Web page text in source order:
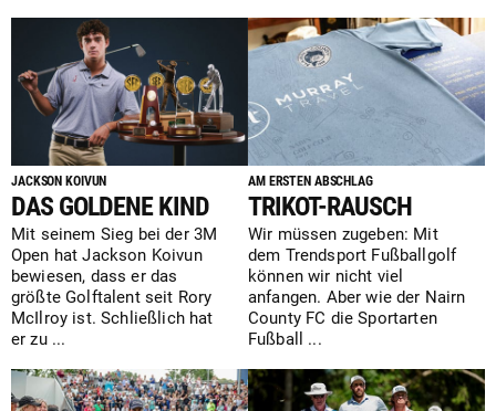
JACKSON KOIVUN
DAS GOLDENE KIND
Mit seinem Sieg bei der 3M
Open hat Jackson Koivun
bewiesen, dass er das
größte Golftalent seit Rory
McIlroy ist. Schließlich hat
er zu ...
AM ERSTEN ABSCHLAG
TRIKOT-RAUSCH
Wir müssen zugeben: Mit
dem Trendsport Fußballgolf
können wir nicht viel
anfangen. Aber wie der Nairn
County FC die Sportarten
Fußball ...